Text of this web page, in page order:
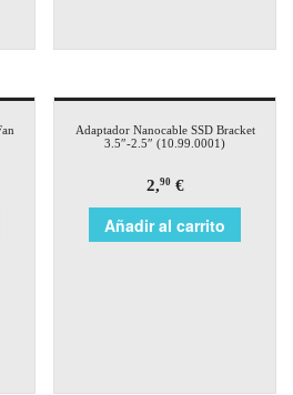
Adaptador Nanocable SSD Bracket
3.5″-2.5″ (10.99.0001)
2,90€
Añadir al carrito